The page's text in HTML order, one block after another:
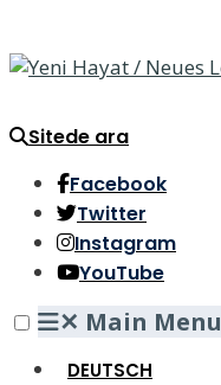
Sitede ara
Facebook
Twitter
Instagram
YouTube
✕ Main Menu
DEUTSCH